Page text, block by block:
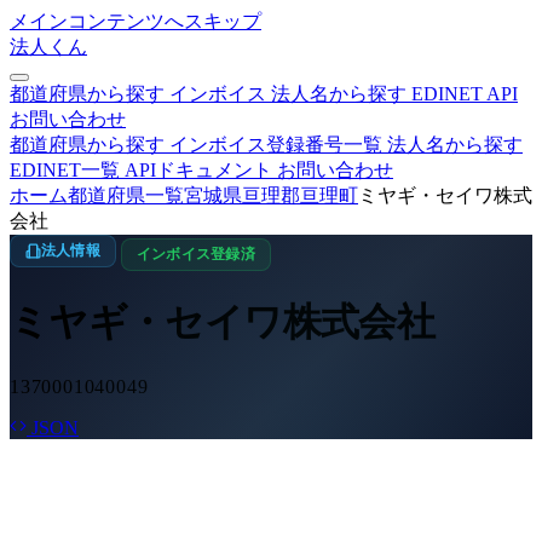
メインコンテンツへスキップ
法人くん
都道府県から探す インボイス 法人名から探す EDINET API
お問い合わせ
都道府県から探す インボイス登録番号一覧 法人名から探す
EDINET一覧 APIドキュメント お問い合わせ
ホーム都道府県一覧宮城県亘理郡亘理町 ミヤギ・セイワ株式
会社
法人情報 インボイス登録済
ミヤギ・セイワ株式会社
1370001040049
JSON